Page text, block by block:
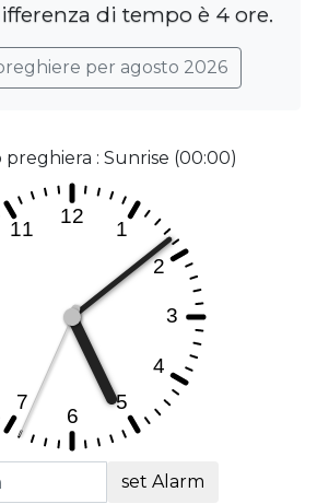
di tempo è 4 ore.
per agosto 2026
preghiera : Sunrise (00:00)
set Alarm